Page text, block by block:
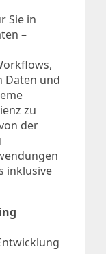
Sie in
–
Daten und
zu
der
inklusive